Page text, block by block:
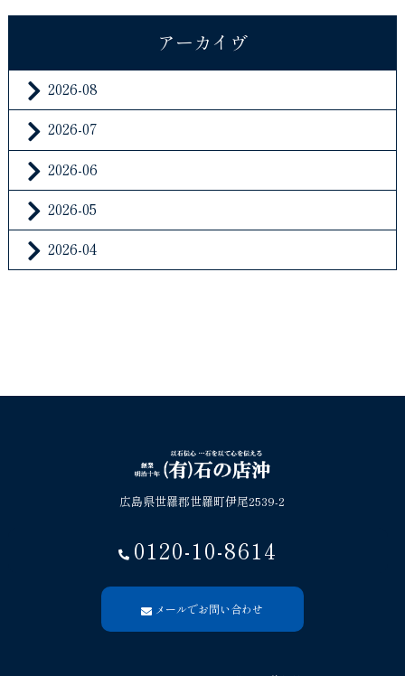
アーカイヴ
2026-08
2026-07
2026-06
2026-05
2026-04
広島県世羅郡世羅町伊尾2539-2
0120-10-8614
メールでお問い合わせ